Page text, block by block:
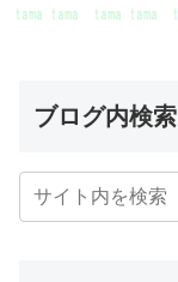
ブログ内検索